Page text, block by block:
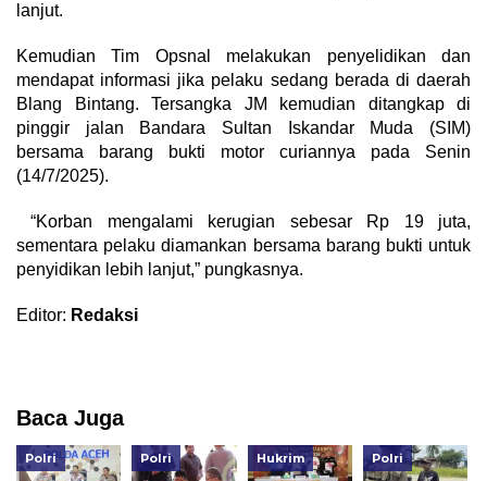
lanjut.
Kemudian Tim Opsnal melakukan penyelidikan dan
mendapat informasi jika pelaku sedang berada di daerah
Blang Bintang. Tersangka JM kemudian ditangkap di
pinggir jalan Bandara Sultan Iskandar Muda (SIM)
bersama barang bukti motor curiannya pada Senin
(14/7/2025).
“Korban mengalami kerugian sebesar Rp 19 juta,
sementara pelaku diamankan bersama barang bukti untuk
penyidikan lebih lanjut,” pungkasnya.
Editor: Redaksi
Baca Juga
Polri Polri Hukrim Polri